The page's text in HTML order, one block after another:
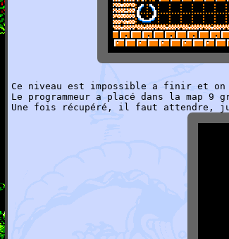
Ce niveau est impossible a finir et
Le programmeur a placé dans la map
Une fois récupéré, il faut attendre,